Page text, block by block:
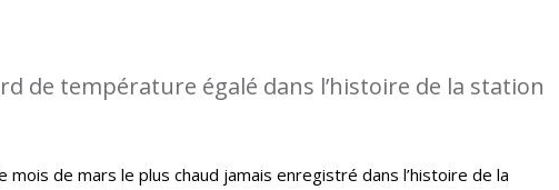
de température égalé dans l’histoire de la station
de mars le plus chaud jamais enregistré dans l’histoire de la